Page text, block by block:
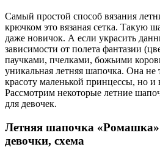
Самый простой способ вязания
крючком это вязаная сетка. Такую
даже новичок. А если украсить
зависимости от полета фантазии
паучками, пчелками, божьими
уникальная летняя шапочка. Она не
красоту маленькой принцессы, но и
Рассмотрим некоторые летние
для девочек.
Летняя шапочка
девочки, схема